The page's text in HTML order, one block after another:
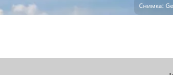
Снимка: